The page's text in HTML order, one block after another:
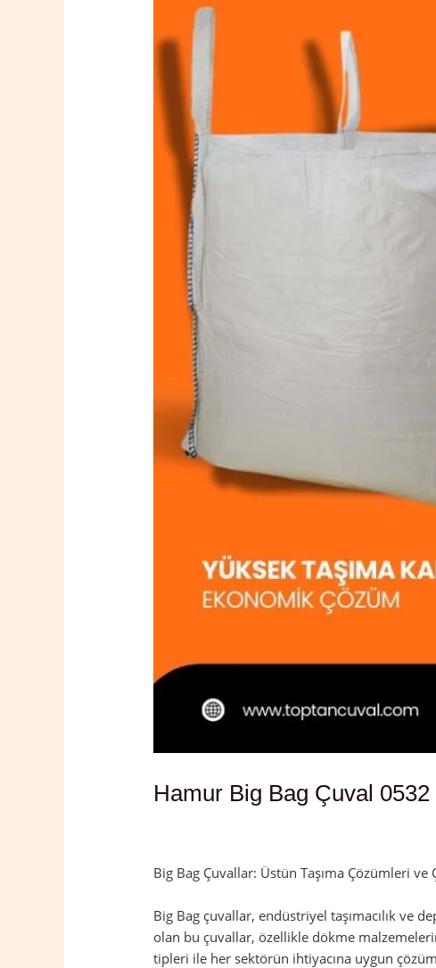
Hamur Big Bag Çuval
Big Bag Çuvallar: Üstün Taşıma Çözümleri ve
Big Bag çuvallar, endüstriyel taşımacılık ve
olan bu çuvallar, özellikle dökme
tipleri ile her sektörün ihtiyacına uygun